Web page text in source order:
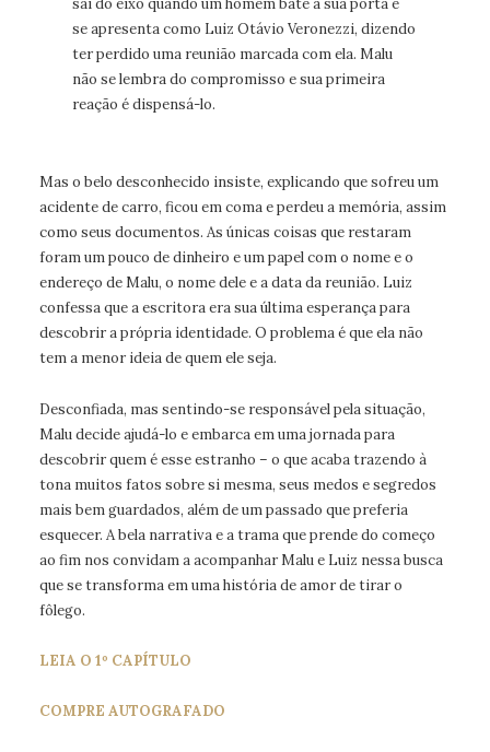
sai do eixo quando um homem bate à sua porta e
se apresenta como Luiz Otávio Veronezzi, dizendo
ter perdido uma reunião marcada com ela. Malu
não se lembra do compromisso e sua primeira
reação é dispensá-lo.
Mas o belo desconhecido insiste, explicando que sofreu um
acidente de carro, ficou em coma e perdeu a memória, assim
como seus documentos. As únicas coisas que restaram
foram um pouco de dinheiro e um papel com o nome e o
endereço de Malu, o nome dele e a data da reunião. Luiz
confessa que a escritora era sua última esperança para
descobrir a própria identidade. O problema é que ela não
tem a menor ideia de quem ele seja.
Desconfiada, mas sentindo-se responsável pela situação,
Malu decide ajudá-lo e embarca em uma jornada para
descobrir quem é esse estranho – o que acaba trazendo à
tona muitos fatos sobre si mesma, seus medos e segredos
mais bem guardados, além de um passado que preferia
esquecer. A bela narrativa e a trama que prende do começo
ao fim nos convidam a acompanhar Malu e Luiz nessa busca
que se transforma em uma história de amor de tirar o
fôlego.
LEIA O 1º CAPÍTULO
COMPRE AUTOGRAFADO